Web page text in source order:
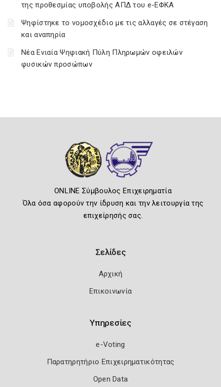
της προθεσμίας υποβολής ΑΠΔ του e-ΕΦΚΑ
Ψηφίστηκε το νομοσχέδιο με τις αλλαγές σε στέγαση
και αναπηρία
Νέα Ενιαία Ψηφιακή Πύλη Πληρωμών οφειλών
φυσικών προσώπων
ONLINE Σύμβουλος Επιχειρηματία
Όλα όσα αφορούν την ίδρυση και την λειτουργία της
επιχείρησής σας.
Σελίδες
Αρχική
Επικοινωνία
Υπηρεσίες
e-Voting
Παρατηρητήριο Επιχειρηματικότητας
Open Data